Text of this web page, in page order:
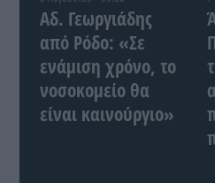
Αδ. Γεωργιάδης
από Ρόδο: «Σε
ενάμιση χρόνο, το
νοσοκομείο θα
είναι καινούργιο»